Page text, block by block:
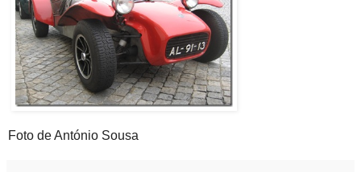
Foto de António Sousa